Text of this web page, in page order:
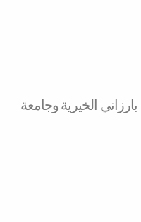
الخيرية وجامعة